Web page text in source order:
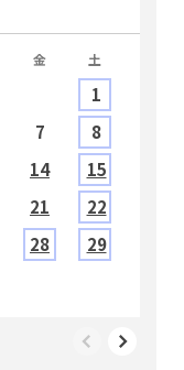
金 土
1
7
8
14
15
21
22
28
29